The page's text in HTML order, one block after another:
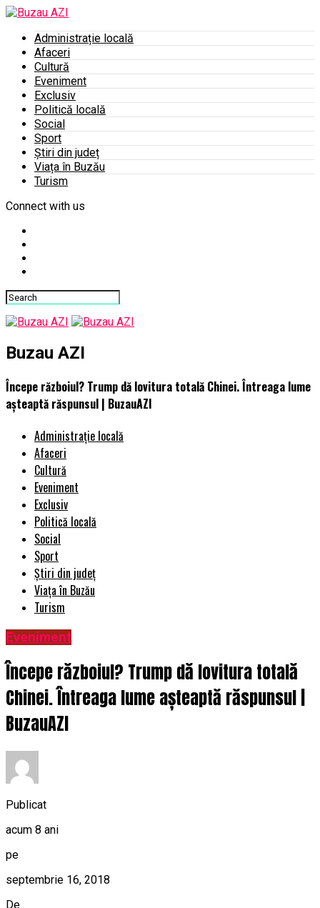
Administrație locală
Afaceri
Cultură
Eveniment
Exclusiv
Politică locală
Social
Sport
Știri din județ
Viața în Buzău
Turism
Connect with us
Buzau AZI
Începe războiul? Trump dă lovitura totală Chinei. Întreaga lume
așteaptă răspunsul | BuzauAZI
Administrație locală
Afaceri
Cultură
Eveniment
Exclusiv
Politică locală
Social
Sport
Știri din județ
Viața în Buzău
Turism
Eveniment
Începe războiul? Trump dă lovitura totală
Chinei. Întreaga lume așteaptă răspunsul |
BuzauAZI
Publicat
acum 8 ani
pe
septembrie 16, 2018
De